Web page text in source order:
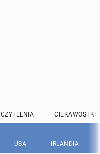
CZYTELNIA CIEKAWOSTKI
USA IRLANDIA